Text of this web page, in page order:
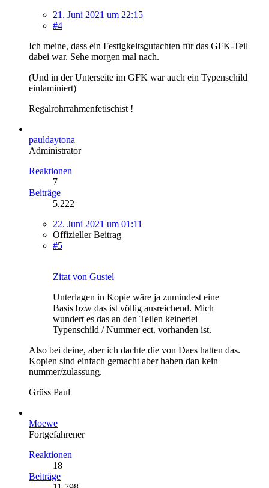
21. Juni 2021 um 22:15
#4
Ich meine, dass ein Festigkeitsgutachten für das GFK-Teil
dabei war. Sehe morgen mal nach.
(Und in der Unterseite im GFK war auch ein Typenschild
einlaminiert)
Regalrohrrahmenfetischist !
pauldaytona
Administrator
Reaktionen
7
Beiträge
5.222
22. Juni 2021 um 01:11
Offizieller Beitrag
#5
Zitat von Gustel
Unterlagen in Kopie wäre ja zumindest eine
Basis bzw das ist völlig ausreichend. Mich
wundert es das an den Teilen keinerlei
Typenschild / Nummer ect. vorhanden ist.
Also bei deine, aber ich dachte die von Daes hatten das.
Kopien sind einfach gemacht aber haben dan kein
nummer/zulassung.
Grüss Paul
Moewe
Fortgefahrener
Reaktionen
18
Beiträge